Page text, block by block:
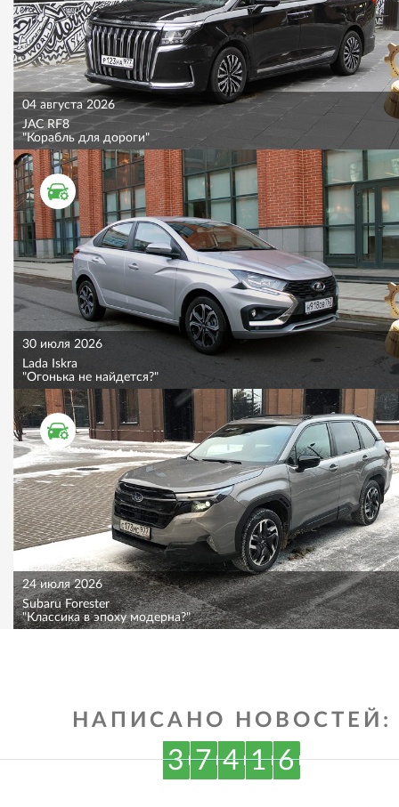
04 августа 2026
JAC RF8
"Корабль для дороги"
ТЕСТ ДРАЙВ
30 июля 2026
Lada Iskra
"Огонька не найдется?"
ТЕСТ ДРАЙВ
24 июля 2026
Subaru Forester
"Классика в эпоху модерна?"
НАПИСАНО НОВОСТЕЙ:
3 7 4 1 6